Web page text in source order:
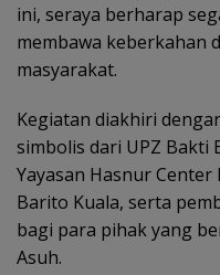
ini, seraya berharap
membawa keberkahan
masyarakat.
Kegiatan diakhiri
simbolis dari UPZ Bakti
Yayasan Hasnur
Barito Kuala, serta
bagi para pihak yang
Asuh.